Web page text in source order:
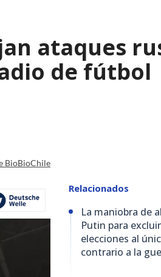
ataques
de fútbol
BioBioChile
Relacionados
La maniobra de
Putin para
elecciones al
contrario a la